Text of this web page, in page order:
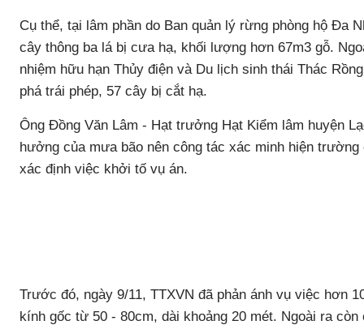
Cụ thể, tại lâm phần do Ban quản lý rừng phòng hộ Đa
cây thông ba lá bị cưa hạ, khối lượng hơn 67m3 gỗ.
nhiệm hữu hạn Thủy điện và Du lịch sinh thái Thác
phá trái phép, 57 cây bị cắt hạ.
Ông Đồng Văn Lâm - Hạt trưởng Hạt Kiểm lâm huyện
hưởng của mưa bão nên công tác xác minh hiện
xác định việc khởi tố vụ án.
Trước đó, ngày 9/11, TTXVN đã phản ánh vụ việc hơn
kính gốc từ 50 - 80cm, dài khoảng 20 mét. Ngoài ra